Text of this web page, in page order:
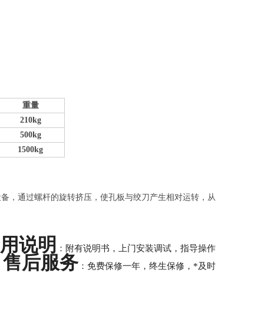
重量
210kg
500kg
1500kg
，通过螺杆的旋转挤压，使孔板与绞刀产生相对运转，从
说明 ：附有说明书，上门安装调试，指导操作
售后服务 ：免费保修一年，终生保修，*及时